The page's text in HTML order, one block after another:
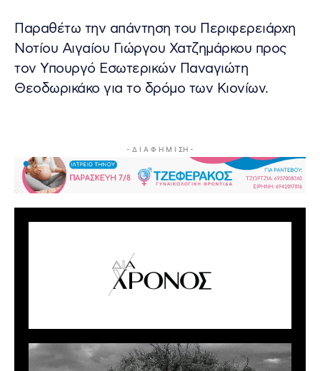
Παραθέτω την απάντηση του Περιφερειάρχη
Νοτίου Αιγαίου Γιώργου Χατζημάρκου προς
τον Υπουργό Εσωτερικών Παναγιώτη
Θεοδωρικάκο για το δρόμο των Κιονίων.
- Δ Ι Α Φ Η Μ Ι ΣΗ -